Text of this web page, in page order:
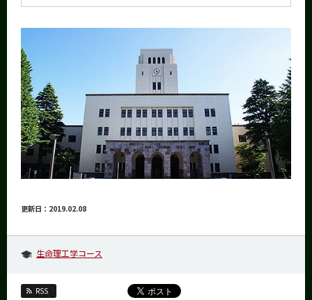
更新日：2019.02.08
生命理工学コース
RSS